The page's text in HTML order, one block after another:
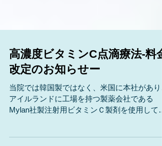
高濃度ビタミンC点滴療法-料金
改定のお知らせー
アイルランドに工場を持つ製薬会社である